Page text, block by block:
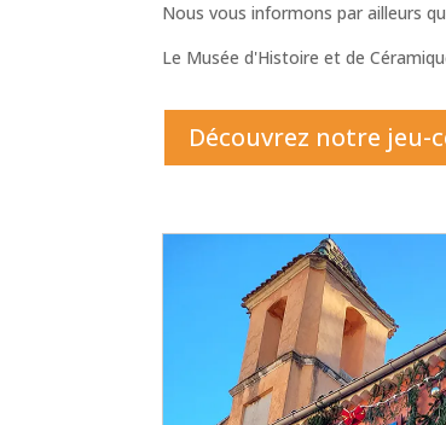
Nous vous informons par ailleurs
Le Musée d'Histoire et de
Découvrez notre jeu-